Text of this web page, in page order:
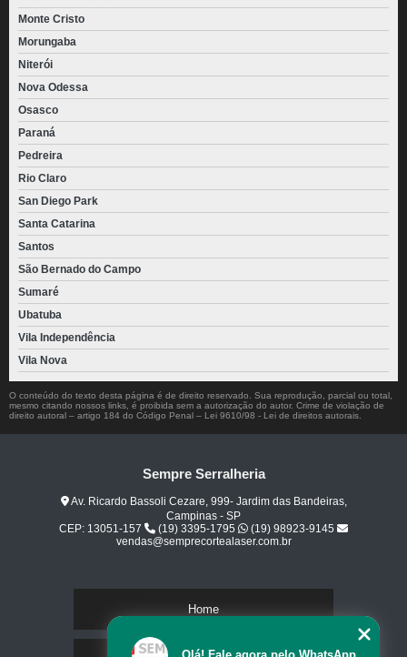
Monte Cristo
Morungaba
Niterói
Nova Odessa
Osasco
Paraná
Pedreira
Rio Claro
San Diego Park
Santa Catarina
Santos
São Bernado do Campo
Sumaré
Ubatuba
Vila Independência
Vila Nova
O conteúdo do texto desta página é de direito reservado. Sua reprodução, parcial ou total,
mesmo citando nossos links, é proibida sem a autorização do autor. Crime de violação de
direito autoral – artigo 184 do Código Penal – Lei 9610/98 - Lei de direitos autorais
Sempre Serralheria
Av. Ricardo Bassoli Cezare, 999- Jardim das Bandeiras,
Campinas - SP
CEP: 13051-157
(19) 3395-1795
(19) 98923-9145
vendas@semprecortealaser.com.br
Home